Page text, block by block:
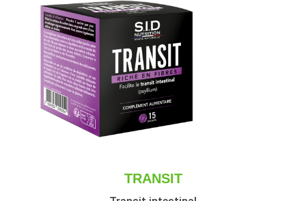
TRANSIT